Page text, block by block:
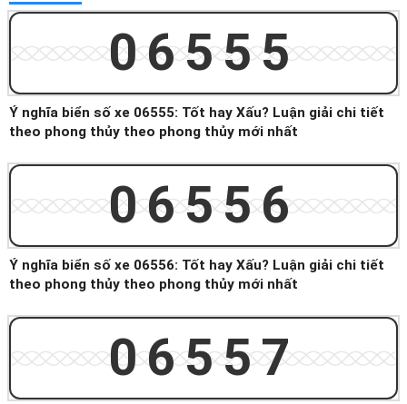
06555
Ý nghĩa biển số xe 06555: Tốt hay Xấu? Luận giải chi tiết
theo phong thủy theo phong thủy mới nhất
06556
Ý nghĩa biển số xe 06556: Tốt hay Xấu? Luận giải chi tiết
theo phong thủy theo phong thủy mới nhất
06557